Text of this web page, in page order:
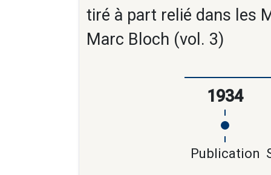
tiré à part relié dans les
Marc Bloch (vol. 3)
1934
Publication